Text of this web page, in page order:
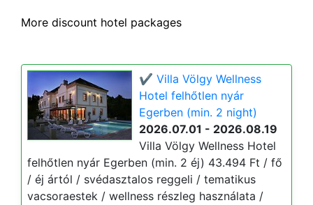
More discount hotel packages
✔️ Villa Völgy Wellness
Hotel felhőtlen nyár
Egerben (min. 2 night)
2026.07.01 - 2026.08.19
Villa Völgy Wellness Hotel
felhőtlen nyár Egerben (min. 2 éj) 43.494 Ft / fő
/ éj ártól / svédasztalos reggeli / tematikus
vacsoraestek / wellness részleg használata /